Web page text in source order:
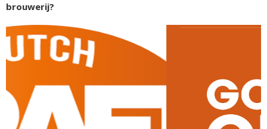
brouwerij?